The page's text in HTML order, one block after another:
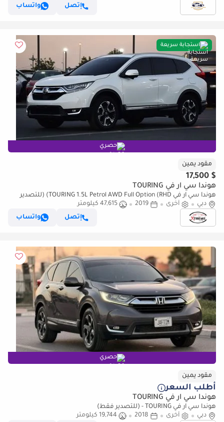
إتصل واتساب
استجابة سريعة
حصري
مقود يمين
$ 17,500
هوندا سي آر في TOURING
هوندا سي آر في TOURING 1.5L Petrol AWD Full Option (RHD) (للتصدير
فقط)
دبي أخرى 2019
47,615 كيلومتر
إتصل
واتساب
حصري
مقود يمين
أطلب السعر
هوندا سي آر في TOURING
هوندا سي آر في TOURING - (للتصدير فقط)
دبي
أخرى 2018
19,744 كيلومتر